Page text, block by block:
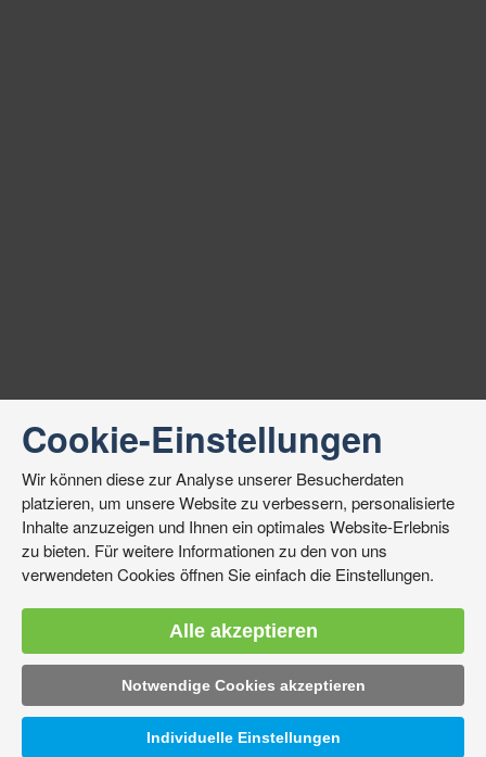
Cookie-Einstellungen
Wir können diese zur Analyse unserer Besucherdaten
platzieren, um unsere Website zu verbessern, personalisierte
Inhalte anzuzeigen und Ihnen ein optimales Website-Erlebnis
zu bieten. Für weitere Informationen zu den von uns
verwendeten Cookies öffnen Sie einfach die Einstellungen.
Alle akzeptieren
Notwendige Cookies akzeptieren
Individuelle Einstellungen